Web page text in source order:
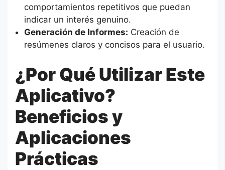
comportamientos repetitivos que puedan
indicar un interés genuino.
Generación de Informes: Creación de
resúmenes claros y concisos para el usuario.
¿Por Qué Utilizar Este
Aplicativo?
Beneficios y
Aplicaciones
Prácticas